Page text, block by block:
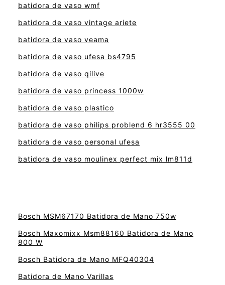
batidora de vaso wmf
batidora de vaso vintage ariete
batidora de vaso veama
batidora de vaso ufesa bs4795
batidora de vaso qilive
batidora de vaso princess 1000w
batidora de vaso plastico
batidora de vaso philips problend 6 hr3555 00
batidora de vaso personal ufesa
batidora de vaso moulinex perfect mix lm811d
Bosch MSM67170 Batidora de Mano 750w
Bosch Maxomixx Msm88160 Batidora de Mano
800 W
Bosch Batidora de Mano MFQ40304
Batidora de Mano Varillas